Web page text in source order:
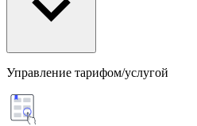
Управление тарифом/услугой